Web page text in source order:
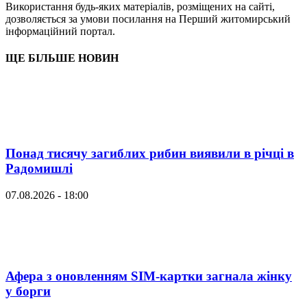
Використання будь-яких матеріалів, розміщених на сайті,
дозволяється за умови посилання на Перший житомирський
інформаційний портал.
ЩЕ БІЛЬШЕ НОВИН
Понад тисячу загиблих рибин виявили в річці в
Радомишлі
07.08.2026 - 18:00
Афера з оновленням SIM-картки загнала жінку
у борги